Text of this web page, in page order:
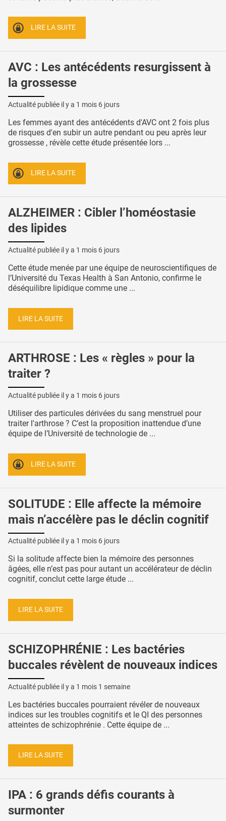
LIRE LA SUITE
AVC : Les antécédents resurgissent à
la grossesse
Actualité publiée il y a 1 mois 6 jours
Les femmes ayant des antécédents d'AVC ont 2 fois plus
de risques d'en subir un autre pendant ou peu après leur
grossesse , révèle cette étude présentée lors ...
LIRE LA SUITE
ALZHEIMER : Cibler l’homéostasie
des lipides
Actualité publiée il y a 1 mois 6 jours
Cette étude menée par une équipe de neuroscientifiques de
l’Université du Texas Health à San Antonio, confirme le
déséquilibre lipidique comme une ...
LIRE LA SUITE
ARTHROSE : Les « règles » pour la
traiter ?
Actualité publiée il y a 1 mois 6 jours
Utiliser des particules dérivées du sang menstruel pour
traiter l'arthrose ? C’est la proposition inattendue d’une
équipe de l’Université de technologie de ...
LIRE LA SUITE
SOLITUDE : Elle affecte la mémoire
mais n’accélère pas le déclin cognitif
Actualité publiée il y a 1 mois 6 jours
Si la solitude affecte bien la mémoire des personnes
âgées, elle n’est pas pour autant un accélérateur de déclin
cognitif, conclut cette large étude ...
LIRE LA SUITE
SCHIZOPHRÉNIE : Les bactéries
buccales révèlent de nouveaux indices
Actualité publiée il y a 1 mois 1 semaine
Les bactéries buccales pourraient révéler de nouveaux
indices sur les troubles cognitifs et le QI des personnes
atteintes de schizophrénie . Cette équipe de ...
LIRE LA SUITE
IPA : 6 grands défis courants à
surmonter